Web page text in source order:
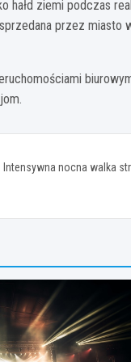
hałd ziemi podczas
przez miasto
Intensywna nocna walka